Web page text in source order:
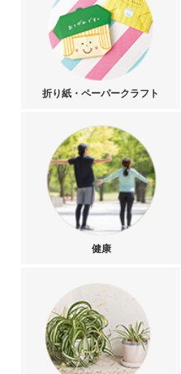
折り紙・ペーパークラフト
健康